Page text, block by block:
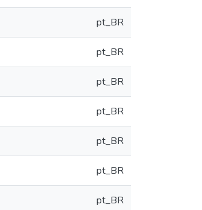
pt_BR
pt_BR
pt_BR
pt_BR
pt_BR
pt_BR
pt_BR